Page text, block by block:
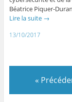
Béatrice Piquer-
Lire la suite →
13/10/2017
«